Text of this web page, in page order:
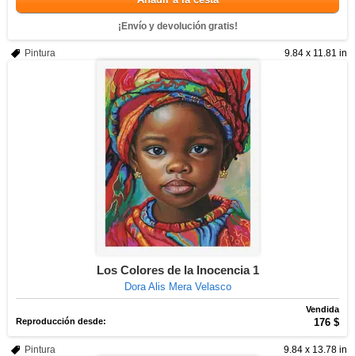
¡Envío y devolución gratis!
9.84 x 11.81 in
Pintura
Los Colores de la Inocencia 1
Dora Alis Mera Velasco
Vendida
Reproducción desde:
176 $
9.84 x 13.78 in
Pintura